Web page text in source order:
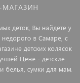
деток, Вы найдете у
в Самаре, с
детских колясок
Цене - детские
белья, сумки для мам.